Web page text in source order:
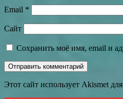
Email *
Сайт
Сохранить моё имя, email и
Этот сайт использует Akismet